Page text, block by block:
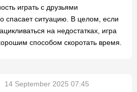
играть с друзьями
спасает ситуацию. В целом, если
на недостатках, игра
способом скоротать время.
14 September 2025 07:45